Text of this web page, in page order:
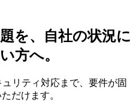
を、自社の状況に
方へ。
リティ対応まで、要件が固
だけます。